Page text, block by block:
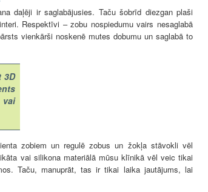
daļēji ir saglabājusies. Taču šobrīd diezgan plaši
Respektīvi – zobu nospiedumu vairs nesaglabā
vienkārši noskenē mutes dobumu un saglabā to
3D
vai
zobiem un regulē zobus un žokļa stāvokli vēl
vai silikona materiālā mūsu klīnikā vēl veic tikai
Taču, manuprāt, tas ir tikai laika jautājums, lai